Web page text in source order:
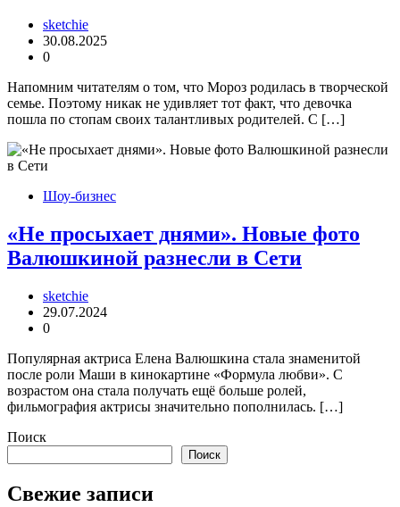
sketchie
30.08.2025
0
Напомним читателям о том, что Мороз родилась в творческой
семье. Поэтому никак не удивляет тот факт, что девочка
пошла по стопам своих талантливых родителей. С […]
Шоу-бизнес
«Не просыхает днями». Новые фото
Валюшкиной разнесли в Сети
sketchie
29.07.2024
0
Популярная актриса Елена Валюшкина стала знаменитой
после роли Маши в кинокартине «Формула любви». С
возрастом она стала получать ещё больше ролей,
фильмография актрисы значительно пополнилась. […]
Поиск
Поиск
Свежие записи